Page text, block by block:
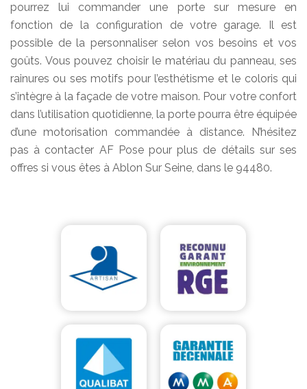
pourrez lui commander une porte sur mesure en
fonction de la configuration de votre garage. Il est
possible de la personnaliser selon vos besoins et vos
goûts. Vous pouvez choisir le matériau du panneau, ses
rainures ou ses motifs pour l’esthétisme et le coloris qui
s’intègre à la façade de votre maison. Pour votre confort
dans l’utilisation quotidienne, la porte pourra être équipée
d’une motorisation commandée à distance. N’hésitez
pas à contacter AF Pose pour plus de détails sur ses
offres si vous êtes à Ablon Sur Seine, dans le 94480.